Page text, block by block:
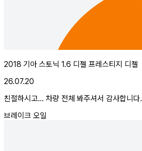
2018 기아 스토닉 1.6 디젤 프레스티지 디젤
26.07.20
친절하시고... 차량 전체 봐주셔서 감사합니다.
브레이크 오일